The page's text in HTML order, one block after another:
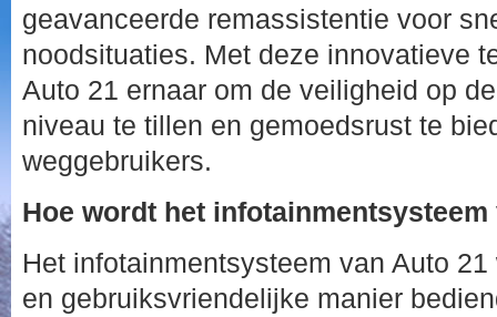
geavanceerde remassistentie voor
noodsituaties. Met deze innovatieve
Auto 21 ernaar om de veiligheid op
niveau te tillen en gemoedsrust te
weggebruikers.
Hoe wordt het
Het infotainmentsysteem van Auto
en gebruiksvriendelijke manier